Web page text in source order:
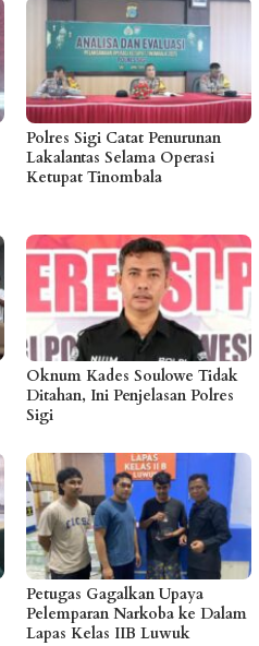
Polres Sigi Catat Penurunan
Lakalantas Selama Operasi
Ketupat Tinombala
Oknum Kades Soulowe Tidak
Ditahan, Ini Penjelasan Polres
Sigi
Petugas Gagalkan Upaya
Pelemparan Narkoba ke Dalam
Lapas Kelas IIB Luwuk